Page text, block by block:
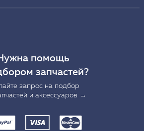
помощь
запчастей?
запрос на подбор
и аксессуаров →